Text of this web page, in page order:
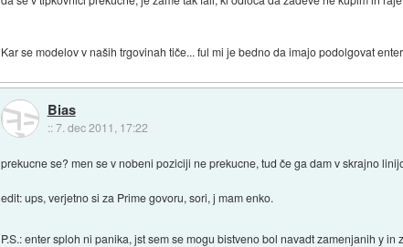
Kar se modelov v naših trgovinah tiče... ful mi je bedno da imajo podolgovat
Bias
::7. dec 2011, 17:22
prekucne se? men se v nobeni poziciji ne prekucne, tud če ga dam v skrajno
edit: ups, verjetno si za Prime govoru, sori, j mam enko.
P.S.: enter sploh ni panika, jst sem se mogu bistveno bol navadt zamenjanih y in z